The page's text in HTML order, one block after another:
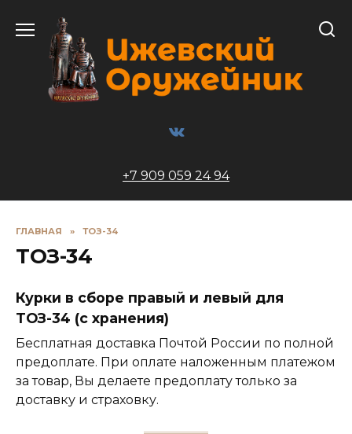
содержанию
+7 909 059 24 94
ГЛАВНАЯ » ТОЗ-34
ТОЗ-34
Курки в сборе правый и левый для
ТОЗ-34 (с хранения)
Бесплатная доставка Почтой России по полной
предоплате. При оплате наложенным платежом
за товар, Вы делаете предоплату только за
доставку и страховку.